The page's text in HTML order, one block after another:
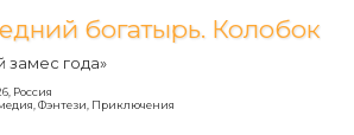
богатырь. Колобок
замес года»
Россия
Фэнтези, Приключения